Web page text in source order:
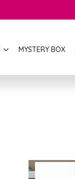
MYSTERY BOX